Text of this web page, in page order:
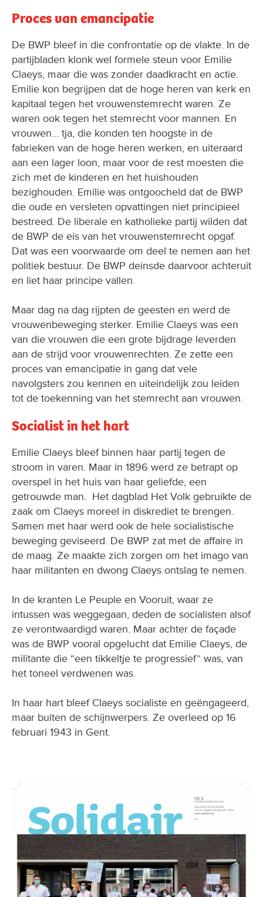
Proces van emancipatie
De BWP bleef in die confrontatie op de vlakte. In de
partijbladen klonk wel formele steun voor Emilie
Claeys, maar die was zonder daadkracht en actie.
Emilie kon begrijpen dat de hoge heren van kerk en
kapitaal tegen het vrouwenstemrecht waren. Ze
waren ook tegen het stemrecht voor mannen. En
vrouwen… tja, die konden ten hoogste in de
fabrieken van de hoge heren werken, en uiteraard
aan een lager loon, maar voor de rest moesten die
zich met de kinderen en het huishouden
bezighouden. Emilie was ontgoocheld dat de BWP
die oude en versleten opvattingen niet principieel
bestreed. De liberale en katholieke partij wilden dat
de BWP de eis van het vrouwenstemrecht opgaf.
Dat was een voorwaarde om deel te nemen aan het
politiek bestuur. De BWP deinsde daarvoor achteruit
en liet haar principe vallen.
Maar dag na dag rijpten de geesten en werd de
vrouwenbeweging sterker. Emilie Claeys was een
van die vrouwen die een grote bijdrage leverden
aan de strijd voor vrouwenrechten. Ze zette een
proces van emancipatie in gang dat vele
navolgsters zou kennen en uiteindelijk zou leiden
tot de toekenning van het stemrecht aan vrouwen.
Socialist in het hart
Emilie Claeys bleef binnen haar partij tegen de
stroom in varen. Maar in 1896 werd ze betrapt op
overspel in het huis van haar geliefde, een
getrouwde man. Het dagblad Het Volk gebruikte de
zaak om Claeys moreel in diskrediet te brengen.
Samen met haar werd ook de hele socialistische
beweging geviseerd. De BWP zat met de affaire in
de maag. Ze maakte zich zorgen om het imago van
haar militanten en dwong Claeys ontslag te nemen.
In de kranten Le Peuple en Vooruit, waar ze
intussen was weggegaan, deden de socialisten alsof
ze verontwaardigd waren. Maar achter de façade
was de BWP vooral opgelucht dat Emilie Claeys, de
militante die “een tikkeltje te progressief” was, van
het toneel verdwenen was.
In haar hart bleef Claeys socialiste en geëngageerd,
maar buiten de schijnwerpers. Ze overleed op 16
februari 1943 in Gent.